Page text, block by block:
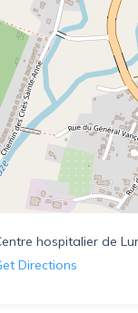
hospitalier de
Directions